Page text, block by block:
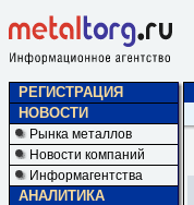
РЕГИСТРАЦИЯ
НОВОСТИ
Рынка металлов
Новости компаний
Информагентства
АНАЛИТИКА